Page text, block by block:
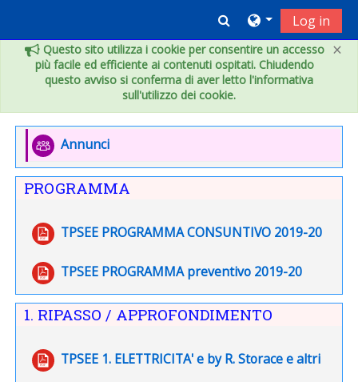
×
Questo sito utilizza i cookie per consentire un accesso
più facile ed efficiente ai contenuti ospitati. Chiudendo
questo avviso si conferma di aver letto l'informativa
sull'utilizzo dei cookie.
Toggle search
Log in
Indice degli argomenti
Introduzione
Annunci
Forum
PROGRAMMA
TPSEE PROGRAMMA CONSUNTIVO 2019-20
File
TPSEE PROGRAMMA preventivo 2019-20
File
1. RIPASSO / APPROFONDIMENTO
TPSEE 1. ELETTRICITA' e by R. Storace e altri
File